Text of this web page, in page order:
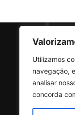
Utilizamos
navegação,
analisar
concorda